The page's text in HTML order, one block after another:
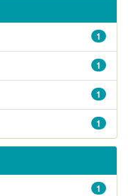
1
1
1
1
1